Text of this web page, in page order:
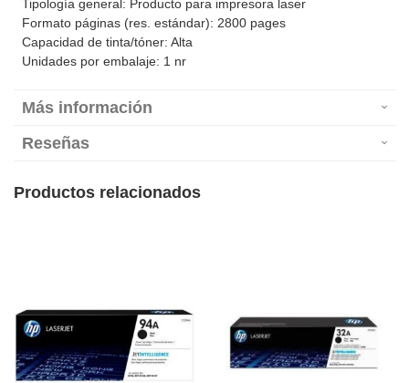
Tipología general: Producto para impresora laser
Formato páginas (res. estándar): 2800 pages
Capacidad de tinta/tóner: Alta
Unidades por embalaje: 1 nr
Más información
Reseñas
Productos relacionados